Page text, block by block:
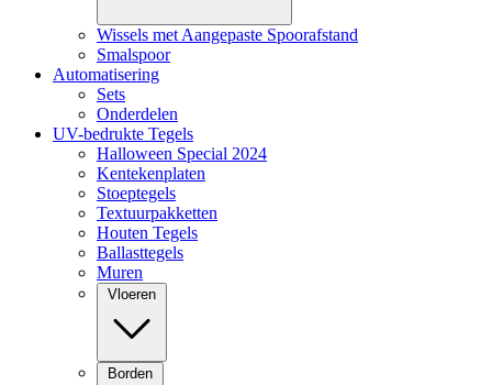
Wissels met Aangepaste Spoorafstand
Smalspoor
Automatisering
Sets
Onderdelen
UV-bedrukte Tegels
Halloween Special 2024
Kentekenplaten
Stoeptegels
Textuurpakketten
Houten Tegels
Ballasttegels
Muren
Vloeren
Borden